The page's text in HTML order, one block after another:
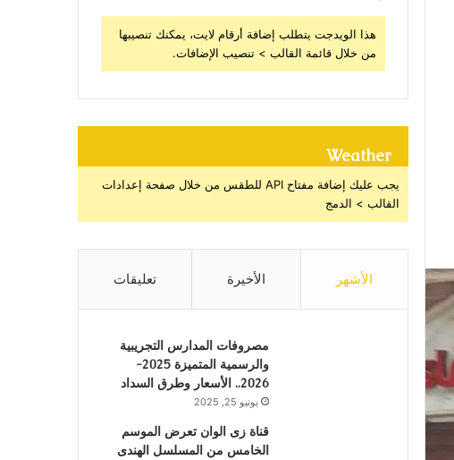
هذا الويدجت يتطلب إضافة أرقام لايت، يمكنك تنصيبها
من خلال قائمة القالب > تنصيب الإضافات.
Weather
يجب عليك إضافة مفتاح API للطقس من خلال صفحة إعدادات
القالب > الدمج
الأشهر الأخيرة تعليقات
مصروفات المدارس التجريبية
والرسمية المتميزة 2025-
2026.. الأسعار وطرق السداد
يونيو 25, 2025
قناة زى الوان تعرض الموسم
الخامس من المسلسل الهندى